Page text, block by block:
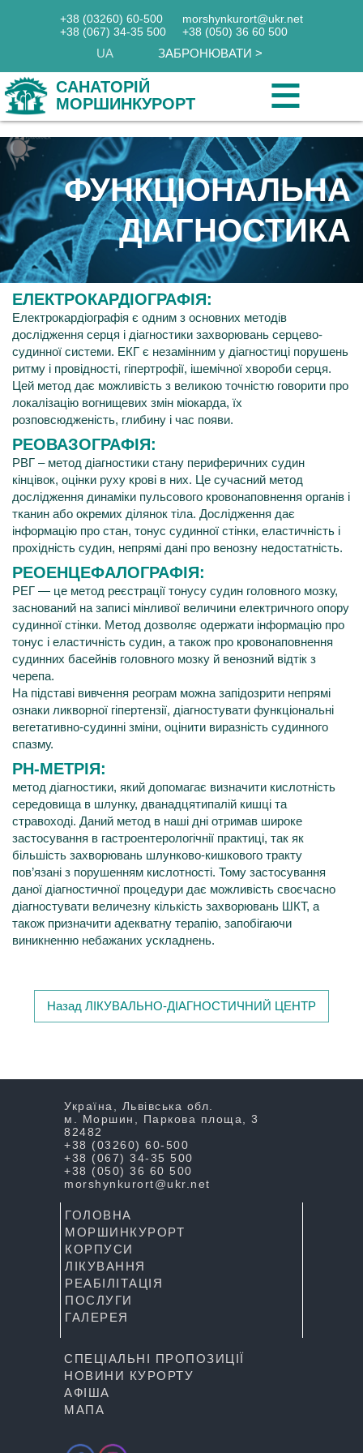
+38 (03260) 60-500
morshynkurort@ukr.net
+38 (067) 34-35 500
+38 (050) 36 60 500
UA ЗАБРОНЮВАТИ >
САНАТОРІЙ
МОРШИНКУРОРТ
≡
+38 (03260) 60-500
morshynkurort@ukr.net
+38 (067) 34-35 500
+38 (050) 36 60 500
UA ЗАБРОНЮВАТИ >
САНАТОРІЙ
МОРШИНКУРОРТ
≡
ФУНКЦІОНАЛЬНА
ДІАГНОСТИКА
ЕЛЕКТРОКАРДІОГРАФІЯ:
Електрокардіографія є одним з основних методів
дослідження серця і діагностики захворювань серцево-
судинної системи. ЕКГ є незамінним у діагностиці порушень
ритму і провідності, гіпертрофії, ішемічної хвороби серця.
Цей метод дає можливість з великою точністю говорити про
локалізацію вогнищевих змін міокарда, їх
розповсюдженість, глибину і час появи.
РЕОВАЗОГРАФІЯ:
РВГ – метод діагностики стану периферичних судин
кінцівок, оцінки руху крові в них. Це сучасний метод
дослідження динаміки пульсового кровонаповнення органів і
тканин або окремих ділянок тіла. Дослідження дає
інформацію про стан, тонус судинної стінки, еластичність і
прохідність судин, непрямі дані про венозну недостатність.
РЕОЕНЦЕФАЛОГРАФІЯ:
РЕГ — це метод реєстрації тонусу судин головного мозку,
заснований на записі мінливої величини електричного опору
судинної стінки. Метод дозволяє одержати інформацію про
тонус і еластичність судин, а також про кровонаповнення
судинних басейнів головного мозку й венозний відтік з
черепа.
На підставі вивчення реограм можна запідозрити непрямі
ознаки ликворної гіпертензії, діагностувати функціональні
вегетативно-судинні зміни, оцінити виразність судинного
спазму.
РН-МЕТРІЯ:
метод діагностики, який допомагає визначити кислотність
середовища в шлунку, дванадцятипалій кишці та
стравоході. Даний метод в наші дні отримав широке
застосування в гастроентерологічнії практиці, так як
більшість захворювань шлунково-кишкового тракту
пов’язані з порушенням кислотності. Тому застосування
даної діагностичної процедури дає можливість своєчасно
діагностувати величезну кількість захворювань ШКТ, а
також призначити адекватну терапію, запобігаючи
виникненню небажаних ускладнень.
Назад ЛІКУВАЛЬНО-ДІАГНОСТИЧНИЙ ЦЕНТР
Україна, Львівська обл.
м. Моршин, Паркова площа, 3
82482
+38 (03260) 60-500
+38 (067) 34-35 500
+38 (050) 36 60 500
morshynkurort@ukr.net
ГОЛОВНА
МОРШИНКУРОРТ
КОРПУСИ
ЛІКУВАННЯ
РЕАБІЛІТАЦІЯ
ПОСЛУГИ
ГАЛЕРЕЯ
СПЕЦІАЛЬНІ ПРОПОЗИЦІЇ
НОВИНИ КУРОРТУ
АФІША
МАПА